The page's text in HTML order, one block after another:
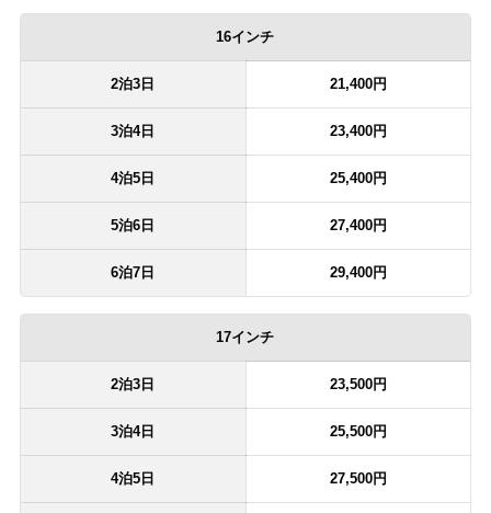
16インチ
2泊3日 21,400円
3泊4日 23,400円
4泊5日 25,400円
5泊6日 27,400円
6泊7日 29,400円
17インチ
2泊3日 23,500円
3泊4日 25,500円
4泊5日 27,500円